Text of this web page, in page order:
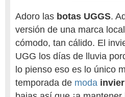
Adoro las botas UGGS.
versión de una marca
cómodo, tan cálido. El
UGG los días de lluvia
lo pienso eso es lo único
temporada de moda